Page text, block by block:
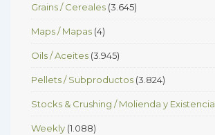
Grains / Cereales (3.645)
Maps / Mapas (4)
Oils / Aceites (3.945)
Pellets / Subproductos (3.824)
Stocks & Crushing / Molienda y Existencia
Weekly (1.088)